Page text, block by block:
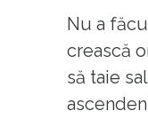
inteligent sau
performanță
Realitatea este
Nu a
crească
să taie